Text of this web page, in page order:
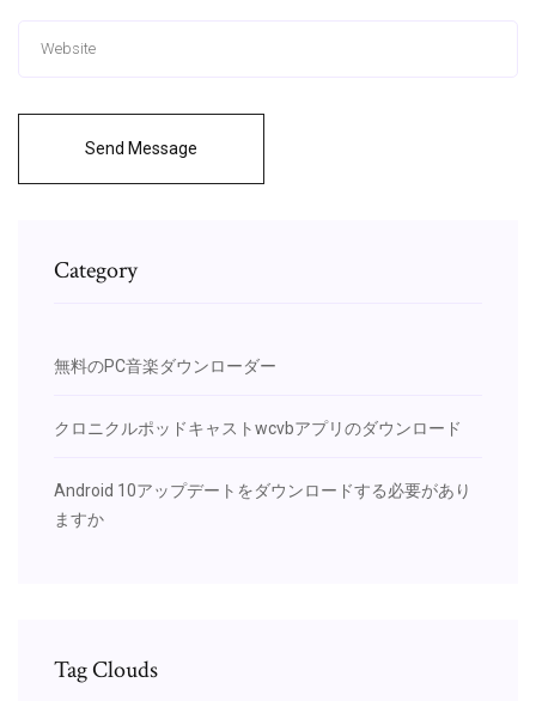
Send Message
Category
無料のPC音楽ダウンローダー
クロニクルポッドキャストwcvbアプリのダウンロード
Android 10アップデートをダウンロードする必要があり
ますか
Tag Clouds